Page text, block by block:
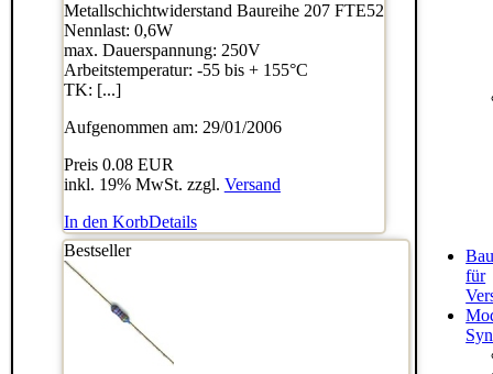
Metallschichtwiderstand Baureihe 207 FTE52
Nennlast: 0,6W
max. Dauerspannung: 250V
Arbeitstemperatur: -55 bis + 155°C
TK: [...]
Aufgenommen am: 29/01/2006
Preis 0.08 EUR
inkl. 19% MwSt. zzgl. Versand
In den KorbDetails
Bestseller
für